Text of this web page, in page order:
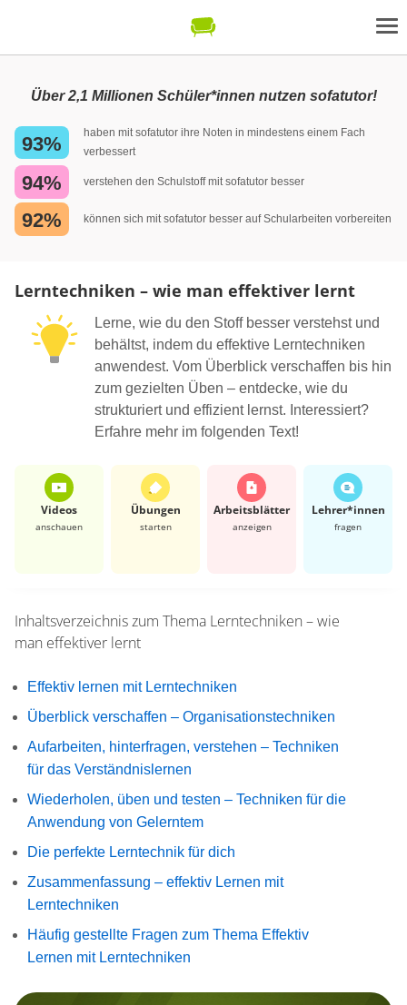
Über 2,1 Millionen Schüler*innen nutzen sofatutor!
93%
haben mit sofatutor ihre Noten in mindestens einem Fach
verbessert
94% verstehen den Schulstoff mit sofatutor besser
92% können sich mit sofatutor besser auf Schularbeiten vorbereiten
Lerntechniken – wie man effektiver lernt
Lerne, wie du den Stoff besser verstehst und
behältst, indem du effektive Lerntechniken
anwendest. Vom Überblick verschaffen bis hin
zum gezielten Üben – entdecke, wie du
strukturiert und effizient lernst. Interessiert?
Erfahre mehr im folgenden Text!
Videos
anschauen
Übungen
starten
Arbeits­blätter
anzeigen
Lehrer*​innen
fragen
Inhaltsverzeichnis zum Thema Lerntechniken – wie
man effektiver lernt
Effektiv lernen mit Lerntechniken
Überblick verschaffen – Organisationstechniken
Aufarbeiten, hinterfragen, verstehen – Techniken
für das Verständnislernen
Wiederholen, üben und testen – Techniken für die
Anwendung von Gelerntem
Die perfekte Lerntechnik für dich
Zusammenfassung – effektiv Lernen mit
Lerntechniken
Häufig gestellte Fragen zum Thema Effektiv
Lernen mit Lerntechniken